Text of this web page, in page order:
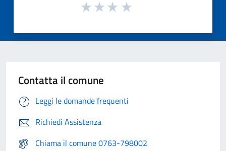
Contatta il comune
Leggi le domande frequenti
Richiedi Assistenza
Chiama il comune 0763-798002